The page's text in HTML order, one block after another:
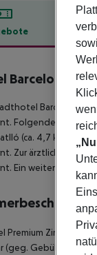
Barcelona
Barcelona
Folgende
(ca. 4,7 km) und
Zur ärztlichen
Ein weiterer
Premium Zimmer:
(geg. Gebühr),